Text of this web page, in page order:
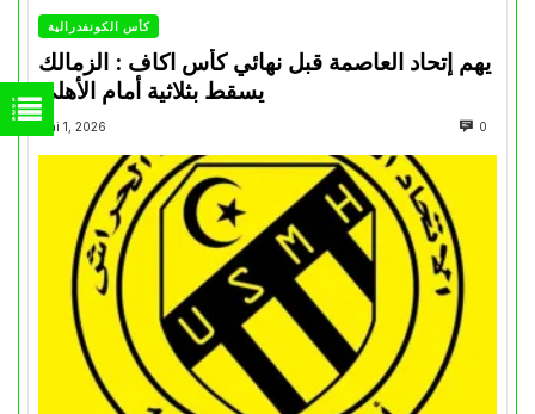
كأس الكونفدرالية
يهم إتحاد العاصمة قبل نهائي كأس اكاف : الزمالك
Mai 1, 2026 0